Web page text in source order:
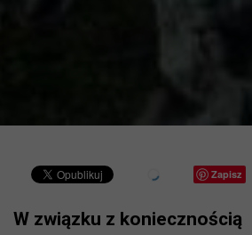
Zapisz
W związku z koniecznością